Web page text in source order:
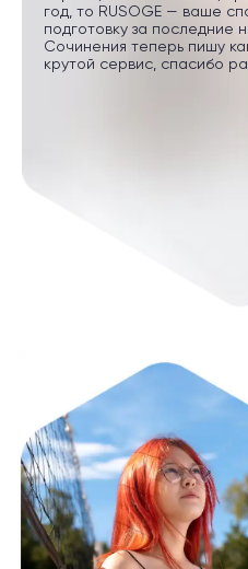
год, то RUSOGE — ваше
подготовку за последние
Сочинения теперь пишу
крутой сервис, спасибо